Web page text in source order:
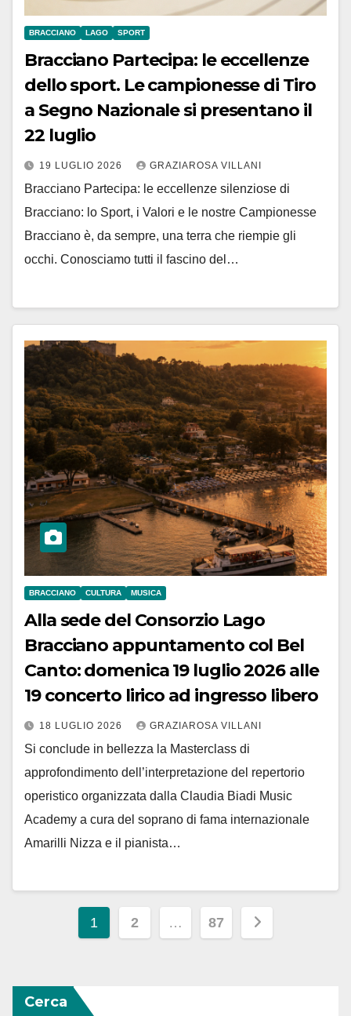
BRACCIANO LAGO SPORT
Bracciano Partecipa: le eccellenze
dello sport. Le campionesse di Tiro
a Segno Nazionale si presentano il
22 luglio
19 LUGLIO 2026 GRAZIAROSA VILLANI
Bracciano Partecipa: le eccellenze silenziose di
Bracciano: lo Sport, i Valori e le nostre Campionesse
Bracciano è, da sempre, una terra che riempie gli
occhi. Conosciamo tutti il fascino del…
BRACCIANO CULTURA MUSICA
Alla sede del Consorzio Lago
Bracciano appuntamento col Bel
Canto: domenica 19 luglio 2026 alle
19 concerto lirico ad ingresso libero
18 LUGLIO 2026 GRAZIAROSA VILLANI
Si conclude in bellezza la Masterclass di
approfondimento dell’interpretazione del repertorio
operistico organizzata dalla Claudia Biadi Music
Academy a cura del soprano di fama internazionale
Amarilli Nizza e il pianista…
Paginazione
articoli
1 2 … 87
Cerca